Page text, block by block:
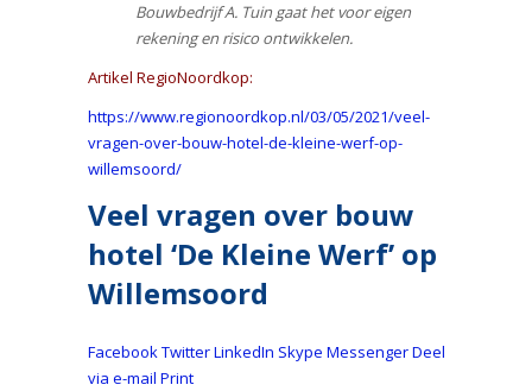
Bouwbedrijf A. Tuin gaat het voor eigen
rekening en risico ontwikkelen.
Artikel RegioNoordkop:
https://www.regionoordkop.nl/03/05/2021/veel-
vragen-over-bouw-hotel-de-kleine-werf-op-
willemsoord/
Veel vragen over bouw
hotel ‘De Kleine Werf’ op
Willemsoord
FacebookTwitterLinkedIn Skype MessengerDeel
via e-mail Print